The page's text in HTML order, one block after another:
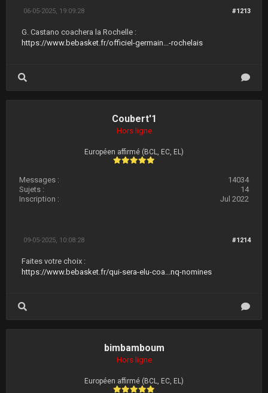
#1213
06-05-2025, 19:09:28
G. Castano coachera la Rochelle :
https://www.bebasket.fr/officiel-germain...-rochelais
Coubert'1
Hors ligne
Européen affirmé (BCL, EC, EL)
Messages :
14034
Sujets :
14
Inscription :
Jul 2022
#1214
09-05-2025, 10:08:28
Faites votre choix :
https://www.bebasket.fr/qui-sera-elu-coa...nq-nomines
bimbamboum
Hors ligne
Européen affirmé (BCL, EC, EL)